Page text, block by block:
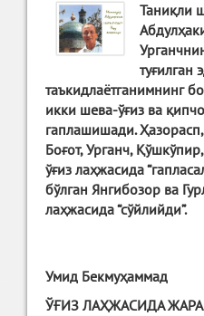
Таниқли
туғилган
таъкидлаётганимнинг
икки шева-ўғиз ва
гаплашишади.
Боғот, Урганч,
ўғиз лаҳжасида
бўлган Янгибозор ва
лаҳжасида “сўйлийди”.
Умид Бекмуҳаммад
ЎҒИЗ ЛАҲЖАСИДА